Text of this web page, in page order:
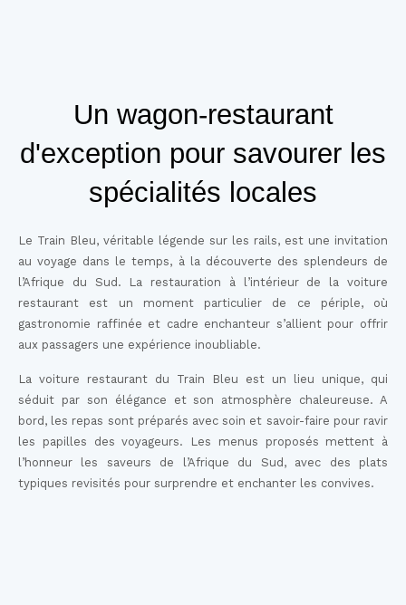
Un wagon-restaurant
d'exception pour savourer les
spécialités locales
Le Train Bleu, véritable légende sur les rails, est une invitation
au voyage dans le temps, à la découverte des splendeurs de
l’Afrique du Sud. La restauration à l’intérieur de la voiture
restaurant est un moment particulier de ce périple, où
gastronomie raffinée et cadre enchanteur s’allient pour offrir
aux passagers une expérience inoubliable.
La voiture restaurant du Train Bleu est un lieu unique, qui
séduit par son élégance et son atmosphère chaleureuse. A
bord, les repas sont préparés avec soin et savoir-faire pour ravir
les papilles des voyageurs. Les menus proposés mettent à
l’honneur les saveurs de l’Afrique du Sud, avec des plats
typiques revisités pour surprendre et enchanter les convives.